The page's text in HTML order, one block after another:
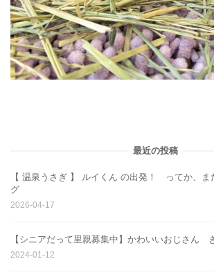
最近の投稿
【 温泉うさぎ 】 ルイくん の出発！ ってか、ま
グ
2026-04-17
【シニアだって里親募集中】かわいいおじさん
2024-01-12